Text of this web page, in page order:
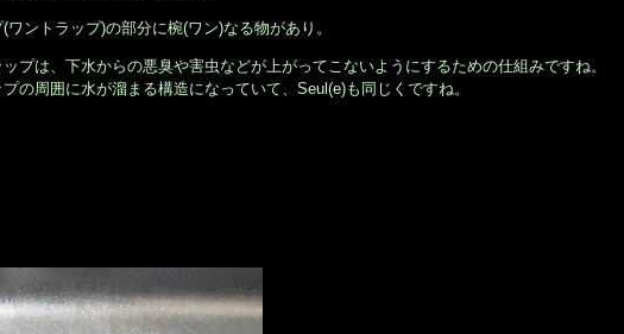
ントラップ)の部分に椀(ワン)なる物があり。
プは、下水からの悪臭や害虫などが上がってこないようにするための仕組みですね。
の周囲に水が溜まる構造になっていて、Seul(e)も同じくですね。